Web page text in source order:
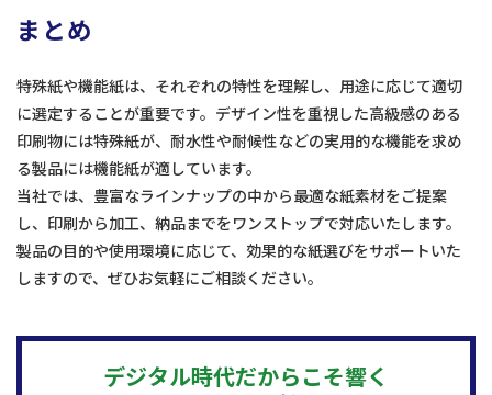
まとめ
特殊紙や機能紙は、それぞれの特性を理解し、用途に応じて適切
に選定することが重要です。デザイン性を重視した高級感のある
印刷物には特殊紙が、耐水性や耐候性などの実用的な機能を求め
る製品には機能紙が適しています。
当社では、豊富なラインナップの中から最適な紙素材をご提案
し、印刷から加工、納品までをワンストップで対応いたします。
製品の目的や使用環境に応じて、効果的な紙選びをサポートいた
しますので、ぜひお気軽にご相談ください。
デジタル時代だからこそ響く